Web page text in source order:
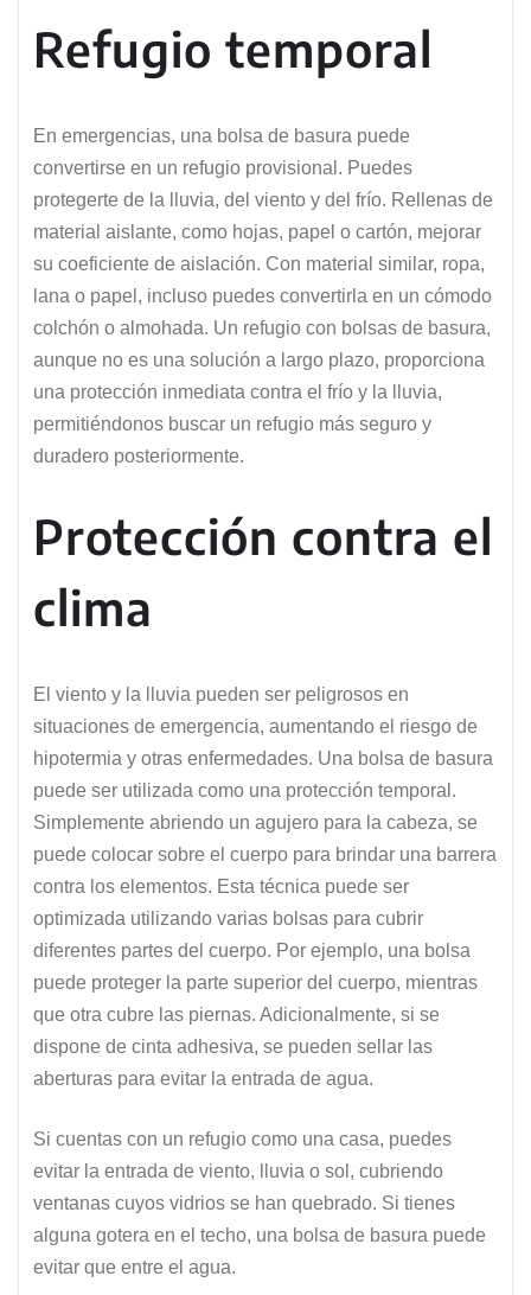
Refugio temporal
En emergencias, una bolsa de basura puede
convertirse en un refugio provisional. Puedes
protegerte de la lluvia, del viento y del frío. Rellenas de
material aislante, como hojas, papel o cartón, mejorar
su coeficiente de aislación. Con material similar, ropa,
lana o papel, incluso puedes convertirla en un cómodo
colchón o almohada. Un refugio con bolsas de basura,
aunque no es una solución a largo plazo, proporciona
una protección inmediata contra el frío y la lluvia,
permitiéndonos buscar un refugio más seguro y
duradero posteriormente.
Protección contra el
clima
El viento y la lluvia pueden ser peligrosos en
situaciones de emergencia, aumentando el riesgo de
hipotermia y otras enfermedades. Una bolsa de basura
puede ser utilizada como una protección temporal.
Simplemente abriendo un agujero para la cabeza, se
puede colocar sobre el cuerpo para brindar una barrera
contra los elementos. Esta técnica puede ser
optimizada utilizando varias bolsas para cubrir
diferentes partes del cuerpo. Por ejemplo, una bolsa
puede proteger la parte superior del cuerpo, mientras
que otra cubre las piernas. Adicionalmente, si se
dispone de cinta adhesiva, se pueden sellar las
aberturas para evitar la entrada de agua.
Si cuentas con un refugio como una casa, puedes
evitar la entrada de viento, lluvia o sol, cubriendo
ventanas cuyos vidrios se han quebrado. Si tienes
alguna gotera en el techo, una bolsa de basura puede
evitar que entre el agua.